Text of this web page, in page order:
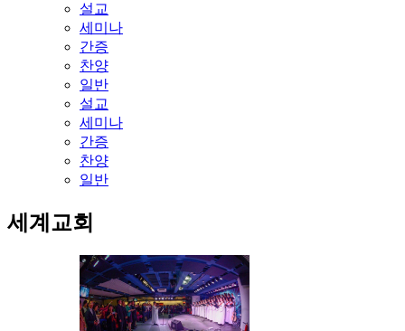
설교
세미나
간증
찬양
일반
설교
세미나
간증
찬양
일반
세계교회